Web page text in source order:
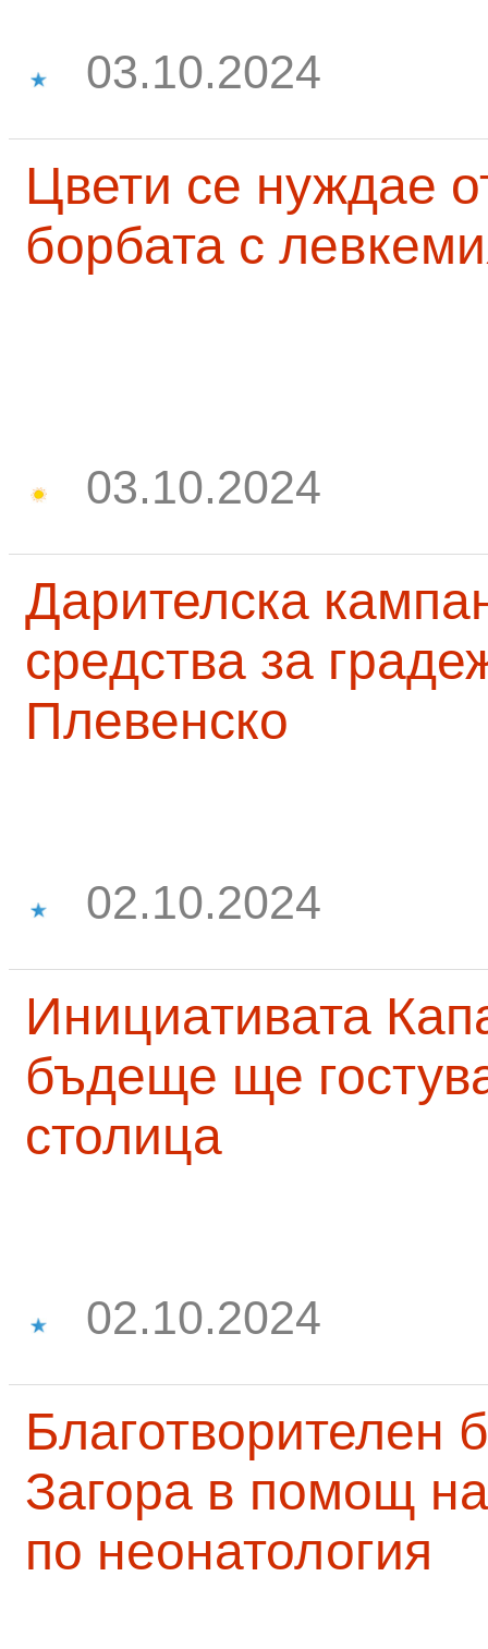
03.10.2024
Цвети се нуждае
борбата с
03.10.2024
Дарителска
средства за
Плевенско
02.10.2024
Инициативата
бъдеще ще
столица
02.10.2024
Благотворителен
Загора в помощ
по неонатология